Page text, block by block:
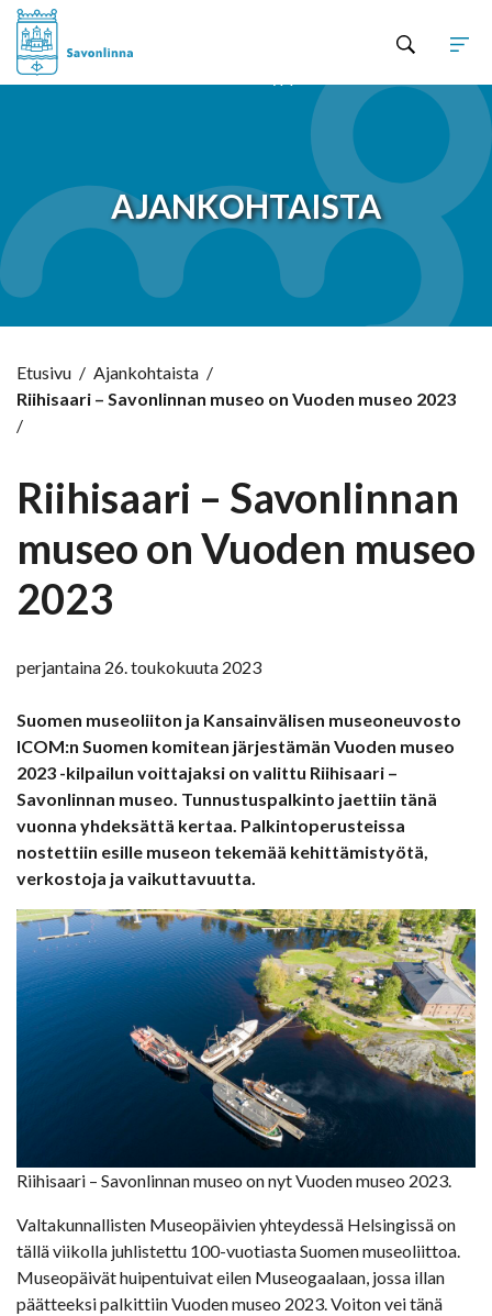
AJANKOHTAISTA
Etusivu / Ajankohtaista /
Riihisaari – Savonlinnan museo on Vuoden museo 2023
/
Riihisaari – Savonlinnan
museo on Vuoden museo
2023
perjantaina 26. toukokuuta 2023
Suomen museoliiton ja Kansainvälisen museoneuvosto
ICOM:n Suomen komitean järjestämän Vuoden museo
2023 -kilpailun voittajaksi on valittu Riihisaari –
Savonlinnan museo. Tunnustuspalkinto jaettiin tänä
vuonna yhdeksättä kertaa. Palkintoperusteissa
nostettiin esille museon tekemää kehittämistyötä,
verkostoja ja vaikuttavuutta.
Riihisaari – Savonlinnan museo on nyt Vuoden museo 2023.
Valtakunnallisten Museopäivien yhteydessä Helsingissä on
tällä viikolla juhlistettu 100-vuotiasta Suomen museoliittoa.
Museopäivät huipentuivat eilen Museogaalaan, jossa illan
päätteeksi palkittiin Vuoden museo 2023. Voiton vei tänä